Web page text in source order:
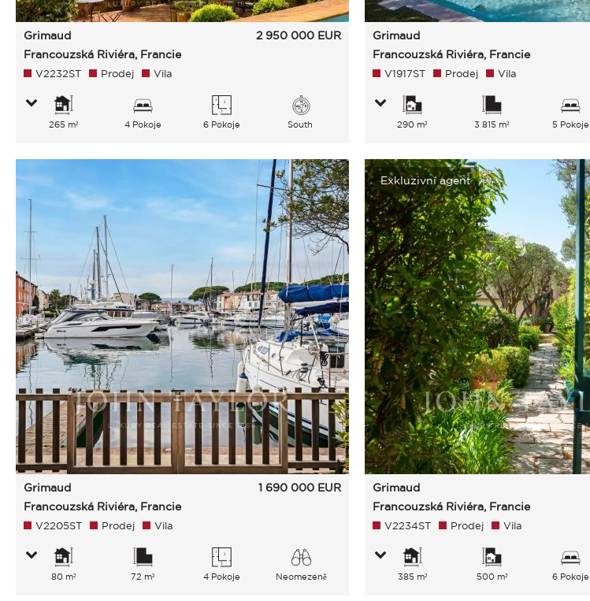
Grimaud
Francouzská Riviéra, Francie
2 950 000 EUR
V2232ST Prodej Vila
265 m² 4 Pokoje 6 Pokoje South
Grimaud
Francouzská Riviéra, Francie
V1917ST Prodej Vila
290 m² 3 815 m² 5 Pokoje
Grimaud
Francouzská Riviéra, Francie
1 690 000 EUR
V2205ST Prodej Vila
80 m² 72 m² 4 Pokoje
Neomezeně
Exkluzivní agent
Grimaud
Francouzská Riviéra, Francie
V2234ST Prodej Vila
385 m² 500 m² 6 Pokoje